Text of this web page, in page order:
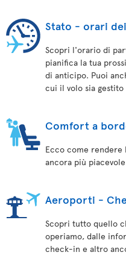
Stato - orari
Scopri l'orario di
pianifica la tua
di anticipo. Puoi
cui il volo sia
Comfort a
Ecco come rendere
ancora più
Aeroporti -
Scopri tutto quello
operiamo, dalle
check-in e altro